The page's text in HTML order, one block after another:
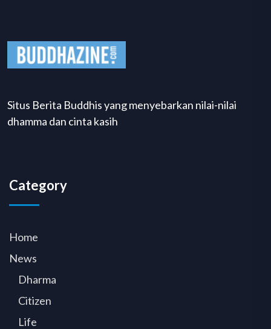
Situs Berita Buddhis yang menyebarkan nilai-nilai
dhamma dan cinta kasih
Category
Home
News
Dharma
Citizen
Life